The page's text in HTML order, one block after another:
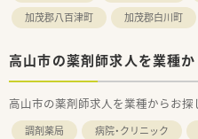
加茂郡八百津町
加茂郡白川町
高山市の薬剤師求人を業種
高山市の薬剤師求人を業種からお探
調剤薬局 病院・クリニック